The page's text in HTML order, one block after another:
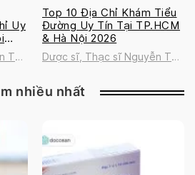
Uy
Thị
Top 10 Địa Chỉ Khám Tiểu
Đường Uy Tín Tại TP.HCM
& Hà Nội 2026
Dược sĩ, Thạc sĩ Nguyễn Thị
nhiều nhất